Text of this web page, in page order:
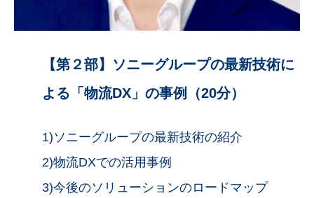
【第２部】ソニーグループの最新技術に
よる「物流DX」の事例（20分）
1)ソニーグループの最新技術の紹介
2)物流DXでの活用事例
3)今後のソリューションのロードマップ